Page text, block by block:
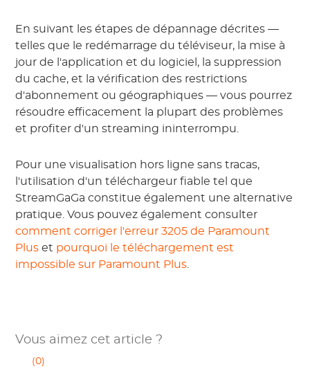
En suivant les étapes de dépannage décrites —
telles que le redémarrage du téléviseur, la mise à
jour de l'application et du logiciel, la suppression
du cache, et la vérification des restrictions
d'abonnement ou géographiques — vous pourrez
résoudre efficacement la plupart des problèmes
et profiter d'un streaming ininterrompu.
Pour une visualisation hors ligne sans tracas,
l'utilisation d'un téléchargeur fiable tel que
StreamGaGa constitue également une alternative
pratique. Vous pouvez également consulter
comment corriger l'erreur 3205 de Paramount
Plus et pourquoi le téléchargement est
impossible sur Paramount Plus
Vous aimez cet article ?
(0)